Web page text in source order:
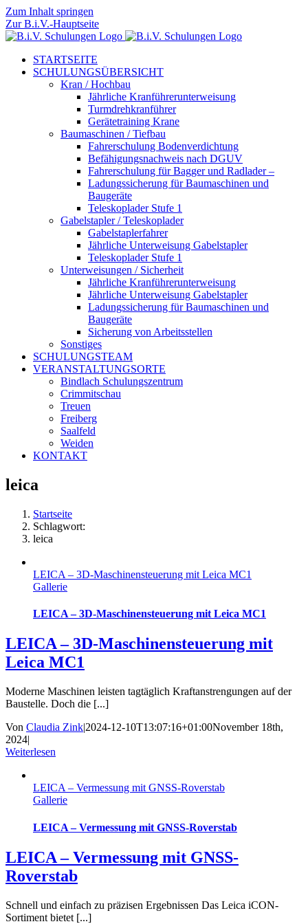
Zum Inhalt springen
Zur B.i.V.-Hauptseite
STARTSEITE
SCHULUNGSÜBERSICHT
Kran / Hochbau
Jährliche Kranführerunterweisung
Turmdrehkranführer
Gerätetraining Krane
Baumaschinen / Tiefbau
Fahrerschulung Bodenverdichtung
Befähigungsnachweis nach DGUV
Fahrerschulung für Bagger und Radlader –
Ladungssicherung für Baumaschinen und
Baugeräte
Teleskoplader Stufe 1
Gabelstapler / Teleskoplader
Gabelstaplerfahrer
Jährliche Unterweisung Gabelstapler
Teleskoplader Stufe 1
Unterweisungen / Sicherheit
Jährliche Kranführerunterweisung
Jährliche Unterweisung Gabelstapler
Ladungssicherung für Baumaschinen und
Baugeräte
Sicherung von Arbeitsstellen
Sonstiges
SCHULUNGSTEAM
VERANSTALTUNGSORTE
Bindlach Schulungszentrum
Crimmitschau
Treuen
Freiberg
Saalfeld
Weiden
KONTAKT
leica
Startseite
Schlagwort:
leica
LEICA – 3D-Maschinensteuerung mit Leica MC1
Gallerie
LEICA – 3D-Maschinensteuerung mit Leica MC1
LEICA – 3D-Maschinensteuerung mit
Leica MC1
Moderne Maschinen leisten tagtäglich Kraftanstrengungen auf der
Baustelle. Doch die [...]
Von Claudia Zink|2024-12-10T13:07:16+01:00November 18th,
2024|
Weiterlesen
LEICA – Vermessung mit GNSS-Roverstab
Gallerie
LEICA – Vermessung mit GNSS-Roverstab
LEICA – Vermessung mit GNSS-
Roverstab
Schnell und einfach zu präzisen Ergebnissen Das Leica iCON-
Sortiment bietet [...]